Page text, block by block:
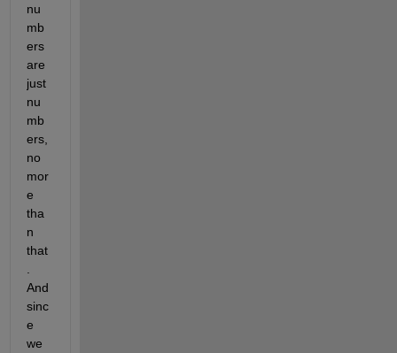
nu
mb
ers
are
just
nu
mb
ers,
no
mor
e
tha
n
that
And
sinc
e
we